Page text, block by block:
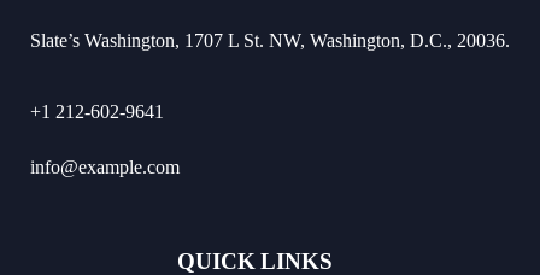
Slate’s Washington, 1707 L St. NW, Washington, D.C., 20036.
+1 212-602-9641
info@example.com
QUICK LINKS